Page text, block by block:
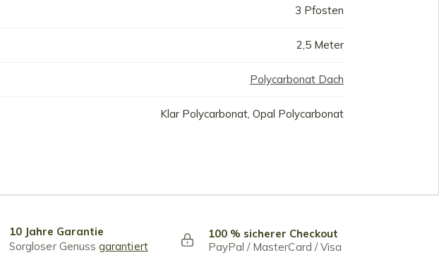
3 Pfosten
2,5 Meter
Polycarbonat Dach
Klar Polycarbonat, Opal Polycarbonat
10 Jahre Garantie
Sorgloser Genussgarantiert
100 % sicherer Checkout
PayPal / MasterCard / Visa